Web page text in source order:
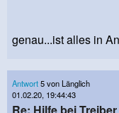
genau...ist alles in
Antwort5 von Länglich
01.02.20, 19:44:43